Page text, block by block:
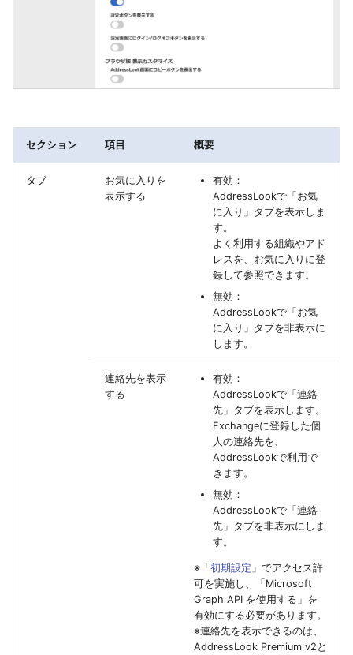
セクション 項目 概要
タブ
お気に入りを
表示する
有効：
AddressLookで「お気
に入り」タブを表示しま
す。
よく利用する組織やアド
レスを、お気に入りに登
録して参照できます。
無効：
AddressLookで「お気
に入り」タブを非表示に
します。
連絡先を表示
する
有効：
AddressLookで「連絡
先」タブを表示します。
Exchangeに登録した個
人の連絡先を、
AddressLookで利用で
きます。
無効：
AddressLookで「連絡
先」タブを非表示にしま
す。
※「初期設定 」でアクセス許
可を実施し、「Microsoft
Graph API を使用する」を
有効にする必要があります。
※連絡先を表示できるのは、
AddressLook Premium v2と